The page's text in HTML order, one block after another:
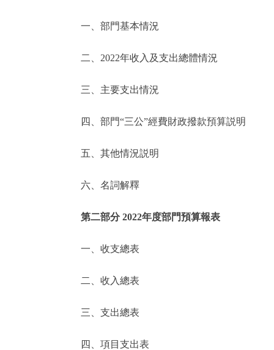
便民服務
仲介服務
政民互動
12345網上接訴即辦
參與調查
走進北京
北京概況
一、部門基本情況
二、2022年收入及支出總體情況
三、主要支出情況
四、部門“三公”經費財政撥款預算説明
五、其他情況説明
六、名詞解釋
第二部分 2022年度部門預算報表
一、收支總表
二、收入總表
三、支出總表
四、項目支出表